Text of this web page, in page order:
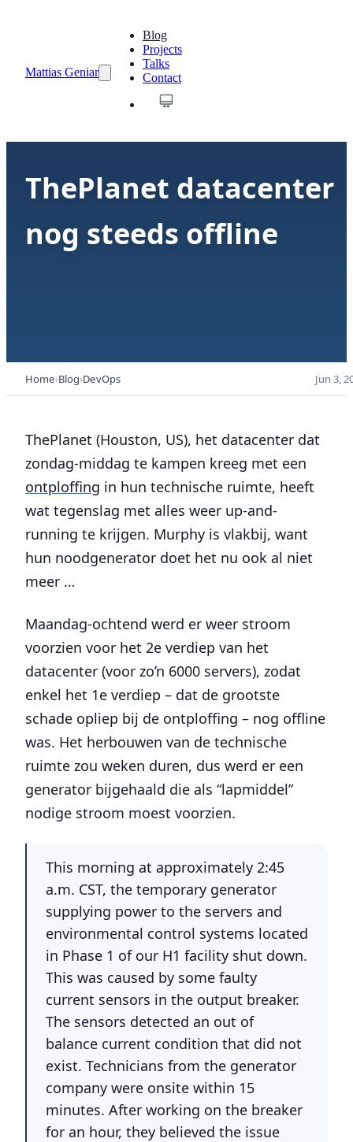
Mattias Geniar
Blog
Projects
Talks
Contact
ThePlanet datacenter
nog steeds offline
Home Blog DevOps Jun 3,
ThePlanet (Houston, US), het datacenter dat
zondag-middag te kampen kreeg met een
ontploffing in hun technische ruimte, heeft
wat tegenslag met alles weer up-and-
running te krijgen. Murphy is vlakbij, want
hun noodgenerator doet het nu ook al niet
meer …
Maandag-ochtend werd er weer stroom
voorzien voor het 2e verdiep van het
datacenter (voor zo’n 6000 servers), zodat
enkel het 1e verdiep – dat de grootste
schade opliep bij de ontploffing – nog offline
was. Het herbouwen van de technische
ruimte zou weken duren, dus werd er een
generator bijgehaald die als “lapmiddel”
nodige stroom moest voorzien.
This morning at approximately 2:45
a.m. CST, the temporary generator
supplying power to the servers and
environmental control systems located
in Phase 1 of our H1 facility shut down.
This was caused by some faulty
current sensors in the output breaker.
The sensors detected an out of
balance current condition that did not
exist. Technicians from the generator
company were onsite within 15
minutes. After working on the breaker
for an hour, they believed the issue